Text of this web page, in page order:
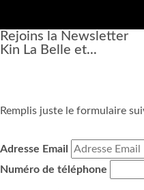
Rejoins la Newsletter
Kin La Belle et...
Remplis juste le formulaire
Adresse Email
Numéro de téléphone